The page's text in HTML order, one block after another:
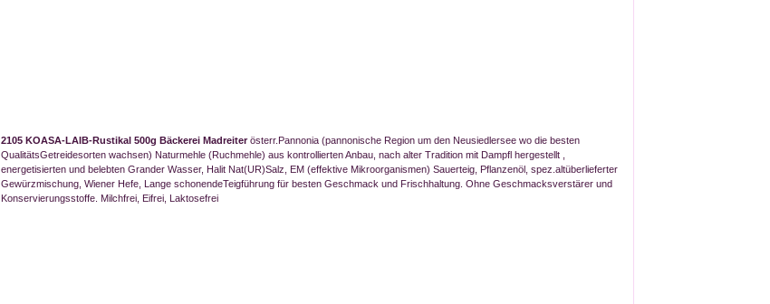
2105 KOASA-LAIB-Rustikal 500g Bäckerei Madreiterösterr.Pannonia (pannonische Region um den Neusiedlersee wo die besten
QualitätsGetreidesorten wachsen) Naturmehle (Ruchmehle) aus kontrollierten Anbau, nach alter Tradition mit Dampfl hergestellt ,
energetisierten und belebten Grander Wasser, Halit Nat(UR)Salz, EM (effektive Mikroorganismen) Sauerteig, Pflanzenöl, spez.altüberlieferter
Gewürzmischung, Wiener Hefe, Lange schonendeTeigführung für besten Geschmack und Frischhaltung. Ohne Geschmacksverstärer und
Konservierungsstoffe. Milchfrei, Eifrei, Laktosefrei